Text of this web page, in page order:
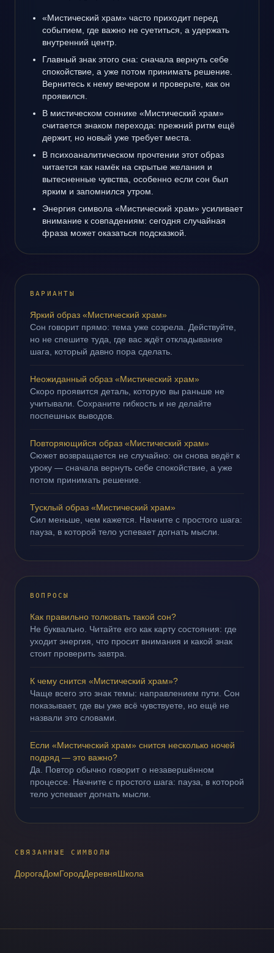
«Мистический храм» часто приходит перед
событием, где важно не суетиться, а удержать
внутренний центр.
Главный знак этого сна: сначала вернуть себе
спокойствие, а уже потом принимать решение.
Вернитесь к нему вечером и проверьте, как он
проявился.
В мистическом соннике «Мистический храм»
считается знаком перехода: прежний ритм ещё
держит, но новый уже требует места.
В психоаналитическом прочтении этот образ
читается как намёк на скрытые желания и
вытесненные чувства, особенно если сон был
ярким и запомнился утром.
Энергия символа «Мистический храм» усиливает
внимание к совпадениям: сегодня случайная
фраза может оказаться подсказкой.
ВАРИАНТЫ
Яркий образ «Мистический храм»
Сон говорит прямо: тема уже созрела. Действуйте,
но не спешите туда, где вас ждёт откладывание
шага, который давно пора сделать.
Неожиданный образ «Мистический храм»
Скоро проявится деталь, которую вы раньше не
учитывали. Сохраните гибкость и не делайте
поспешных выводов.
Повторяющийся образ «Мистический храм»
Сюжет возвращается не случайно: он снова ведёт к
уроку — сначала вернуть себе спокойствие, а уже
потом принимать решение.
Тусклый образ «Мистический храм»
Сил меньше, чем кажется. Начните с простого шага:
пауза, в которой тело успевает догнать мысли.
ВОПРОСЫ
Как правильно толковать такой сон?
Не буквально. Читайте его как карту состояния: где
уходит энергия, что просит внимания и какой знак
стоит проверить завтра.
К чему снится «Мистический храм»?
Чаще всего это знак темы: направлением пути. Сон
показывает, где вы уже всё чувствуете, но ещё не
назвали это словами.
Если «Мистический храм» снится несколько ночей
подряд — это важно?
Да. Повтор обычно говорит о незавершённом
процессе. Начните с простого шага: пауза, в которой
тело успевает догнать мысли.
СВЯЗАННЫЕ СИМВОЛЫ
ДорогаДомГородДеревняШкола